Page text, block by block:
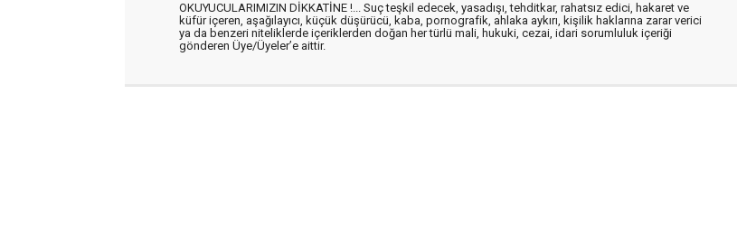
OKUYUCULARIMIZIN DİKKATİNE !... Suç teşkil edecek, yasadışı, tehditkar, rahatsız edici, hakaret ve
küfür içeren, aşağılayıcı, küçük düşürücü, kaba, pornografik, ahlaka aykırı, kişilik haklarına zarar verici
ya da benzeri niteliklerde içeriklerden doğan her türlü mali, hukuki, cezai, idari sorumluluk içeriği
gönderen Üye/Üyeler’e aittir.